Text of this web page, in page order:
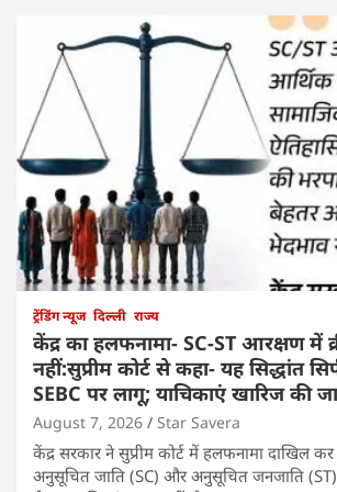
ट्रेंडिंग न्यूज दिल्ली राज्य
केंद्र का हलफनामा- SC-ST आरक्षण में
नहीं:सुप्रीम कोर्ट से कहा- यह सिद्धांत
SEBC पर लागू; याचिकाएं खारिज की
August 7, 2026 Star Savera
केंद्र सरकार ने सुप्रीम कोर्ट में हलफनामा दाखिल
अनुसूचित जाति (SC) और अनुसूचित जनजाति